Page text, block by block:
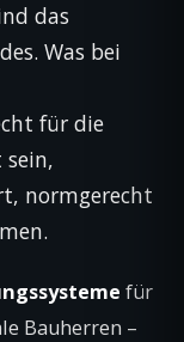
das
Was bei
für die
sein,
normgerecht
für
Bauherren –